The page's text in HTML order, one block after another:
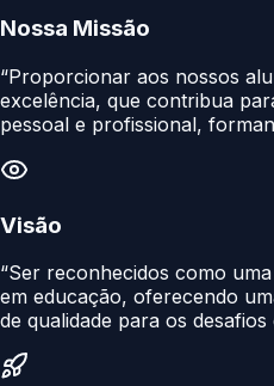
Nossa Missão
“Proporcionar aos nossos
excelência, que contribua
pessoal e profissional,
Visão
“Ser reconhecidos como
em educação, oferecendo
de qualidade para os desafios